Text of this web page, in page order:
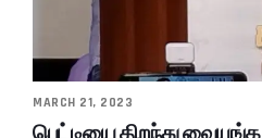
MARCH 21, 2023